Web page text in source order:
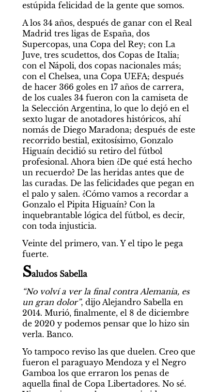
estúpida felicidad de la gente que somos.
A los 34 años, después de ganar con el Real
Madrid tres ligas de España, dos
Supercopas, una Copa del Rey; con La
Juve, tres scudettos, dos Copas de Italia;
con el Nápoli, dos copas nacionales más;
con el Chelsea, una Copa UEFA; después
de hacer 366 goles en 17 años de carrera,
de los cuales 34 fueron con la camiseta de
la Selección Argentina, lo que lo dejó en el
sexto lugar de anotadores históricos, ahí
nomás de Diego Maradona; después de este
recorrido bestial, exitosísimo, Gonzalo
Higuaín decidió su retiro del fútbol
profesional. Ahora bien ¿De qué está hecho
un recuerdo? De las heridas antes que de
las curadas. De las felicidades que pegan en
el palo y salen. ¿Cómo vamos a recordar a
Gonzalo el Pipita Higuaín? Con la
inquebrantable lógica del fútbol, es decir,
con toda injusticia.
Veinte del primero, van. Y el tipo le pega
fuerte.
Saludos Sabella
“No volví a ver la final contra Alemania, es
un gran dolor”, dijo Alejandro Sabella en
2014. Murió, finalmente, el 8 de diciembre
de 2020 y podemos pensar que lo hizo sin
verla. Banco.
Yo tampoco reviso las que duelen. Creo que
fueron el paraguayo Mendoza y el Negro
Gamboa los que erraron los penas de
aquella final de Copa Libertadores. No sé.